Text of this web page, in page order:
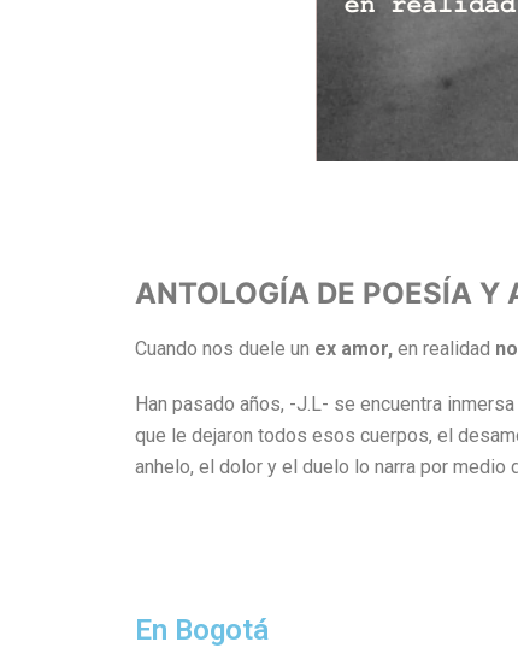
ANTOLOGÍA DE POESÍA Y
Cuando nos duele un ex amor, en realidad
Han pasado años, -J.L- se encuentra
que le dejaron todos esos cuerpos, el
anhelo, el dolor y el duelo lo narra por medio
En Bogotá